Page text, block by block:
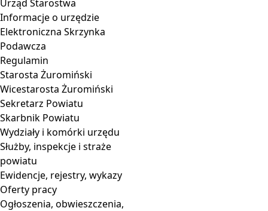
Urząd Starostwa
Informacje o urzędzie
Elektroniczna Skrzynka
Podawcza
Regulamin
Starosta Żuromiński
Wicestarosta Żuromiński
Sekretarz Powiatu
Skarbnik Powiatu
Wydziały i komórki urzędu
Służby, inspekcje i straże
powiatu
Ewidencje, rejestry, wykazy
Oferty pracy
Ogłoszenia, obwieszczenia,